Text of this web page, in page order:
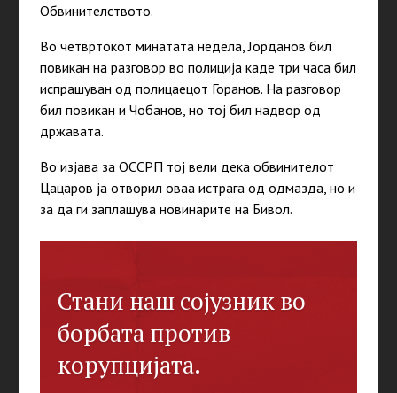
Обвинителството.
Во четвртокот минатата недела, Јорданов бил
повикан на разговор во полиција каде три часа бил
испрашуван од полицаецот Горанов. На разговор
бил повикан и Чобанов, но тој бил надвор од
државата.
Во изјава за ОССРП тој вели дека обвинителот
Цацаров ја отворил оваа истрага од одмазда, но и
за да ги заплашува новинарите на Бивол.
Стани наш сојузник во
борбата против
корупцијата.